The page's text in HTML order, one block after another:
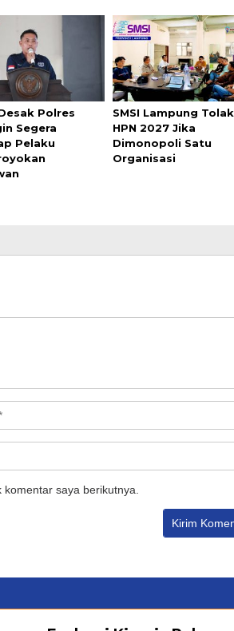
Polres
Segera
Pelaku
SMSI Lampung Tolak
HPN 2027 Jika
Dimonopoli Satu
Organisasi
saya berikutnya.